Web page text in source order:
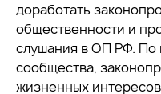
доработать
общественности и
слушания в ОП РФ. По
сообщества,
жизненных